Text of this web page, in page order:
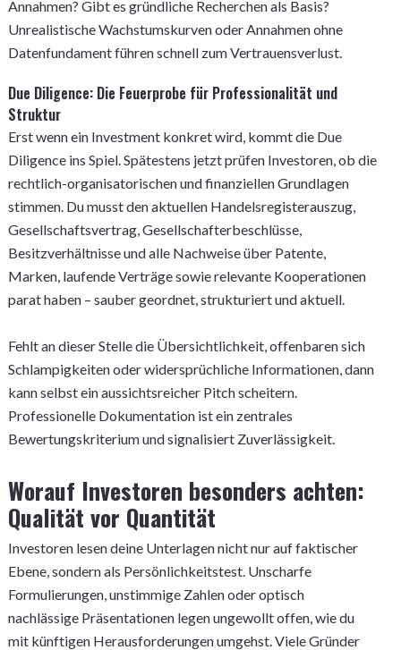
Annahmen? Gibt es gründliche Recherchen als Basis?
Unrealistische Wachstumskurven oder Annahmen ohne
Datenfundament führen schnell zum Vertrauensverlust.
Due Diligence: Die Feuerprobe für Professionalität und
Struktur
Erst wenn ein Investment konkret wird, kommt die Due
Diligence ins Spiel. Spätestens jetzt prüfen Investoren, ob die
rechtlich-organisatorischen und finanziellen Grundlagen
stimmen. Du musst den aktuellen Handelsregisterauszug,
Gesellschaftsvertrag, Gesellschafterbeschlüsse,
Besitzverhältnisse und alle Nachweise über Patente,
Marken, laufende Verträge sowie relevante Kooperationen
parat haben – sauber geordnet, strukturiert und aktuell.
Fehlt an dieser Stelle die Übersichtlichkeit, offenbaren sich
Schlampigkeiten oder widersprüchliche Informationen, dann
kann selbst ein aussichtsreicher Pitch scheitern.
Professionelle Dokumentation ist ein zentrales
Bewertungskriterium und signalisiert Zuverlässigkeit.
Worauf Investoren besonders achten:
Qualität vor Quantität
Investoren lesen deine Unterlagen nicht nur auf faktischer
Ebene, sondern als Persönlichkeitstest. Unscharfe
Formulierungen, unstimmige Zahlen oder optisch
nachlässige Präsentationen legen ungewollt offen, wie du
mit künftigen Herausforderungen umgehst. Viele Gründer